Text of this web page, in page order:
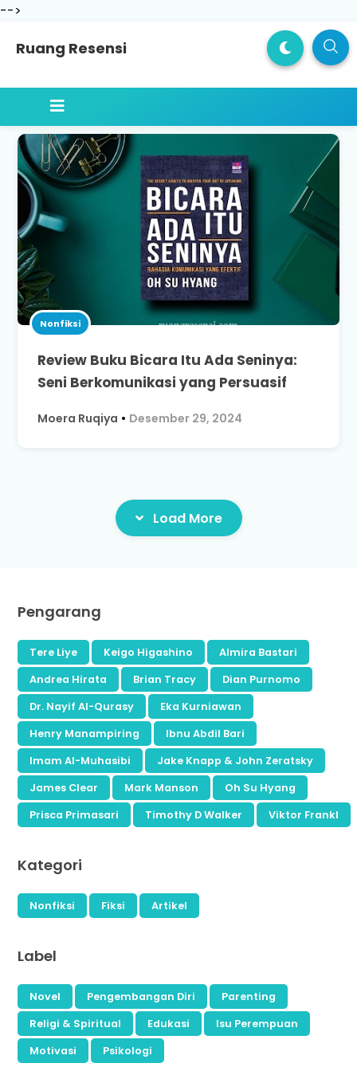
-->
Ruang Resensi
Nonfiksi
Review Buku Bicara Itu Ada Seninya:
Seni Berkomunikasi yang Persuasif
Moera Ruqiya • Desember 29, 2024
Load More
Pengarang
Tere Liye Keigo Higashino
Almira Bastari
Andrea Hirata
Brian Tracy
Dian Purnomo
Dr. Nayif Al-Qurasy
Eka Kurniawan
Henry Manampiring
Ibnu Abdil Bari
Imam Al-Muhasibi
Jake Knapp & John Zeratsky
James Clear
Mark Manson
Oh Su Hyang
Prisca Primasari
Timothy D Walker Viktor Frankl
Kategori
Nonfiksi Fiksi Artikel
Label
Novel Pengembangan Diri
Parenting
Religi & Spiritual
Edukasi
Isu Perempuan
Motivasi
Psikologi